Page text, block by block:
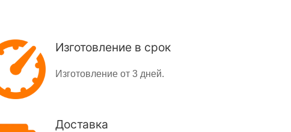
Изготовление в срок
Изготовление от 3 дней.
Доставка